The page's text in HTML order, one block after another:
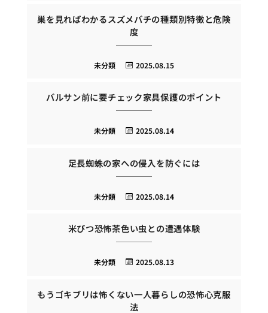
巣を見ればわかるスズメバチの種類別特徴と危険
度
2025.08.15
未分類
バルサン前に要チェック家具保護のポイント
2025.08.14
未分類
足長蜘蛛の家への侵入を防ぐには
2025.08.14
未分類
米びつ恐怖茶色い虫との遭遇体験
2025.08.13
未分類
もうゴキブリは怖くない一人暮らしの恐怖心克服
法